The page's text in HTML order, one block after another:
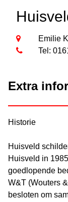
Emilie
Tel:
Extra
Historie
Huisveld
Huisveld in
goedlopende
W&T (Wouters
besloten om